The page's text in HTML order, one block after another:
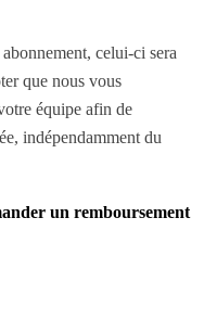
celui-ci sera
que nous vous
équipe afin de
indépendamment du
un remboursement